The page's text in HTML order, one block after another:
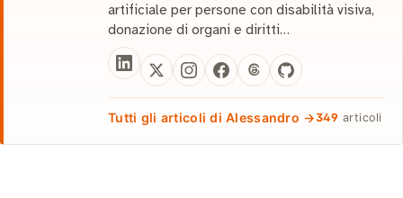
artificiale per persone con disabilità visiva,
donazione di organi e diritti…
Tutti gli articoli di Alessandro →349 articoli